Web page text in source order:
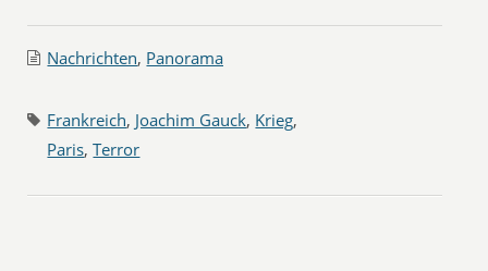
Nachrichten, Panorama
Frankreich, Joachim Gauck, Krieg,
Paris,Terror